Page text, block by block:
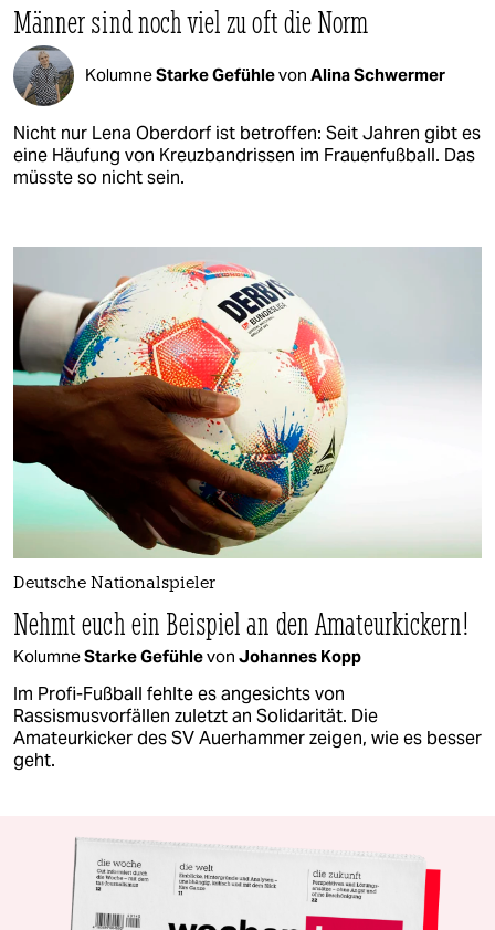
Männer sind noch viel zu oft die Norm
KolumneStarke Gefühlevon Alina Schwermer
Nicht nur Lena Oberdorf ist betroffen: Seit Jahren gibt es
eine Häufung von Kreuzbandrissen im Frauenfußball. Das
müsste so nicht sein.
Deutsche Nationalspieler
Nehmt euch ein Beispiel an den Amateurkickern!
KolumneStarke Gefühlevon Johannes Kopp
Im Profi-Fußball fehlte es angesichts von
Rassismusvorfällen zuletzt an Solidarität. Die
Amateurkicker des SV Auerhammer zeigen, wie es besser
geht.